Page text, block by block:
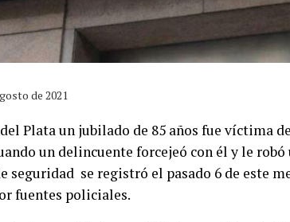
de 2021
Plata un jubilado de 85 años fue víctima
un delincuente forcejeó con él y le robó
seguridad se registró el pasado 6 de este
fuentes policiales.